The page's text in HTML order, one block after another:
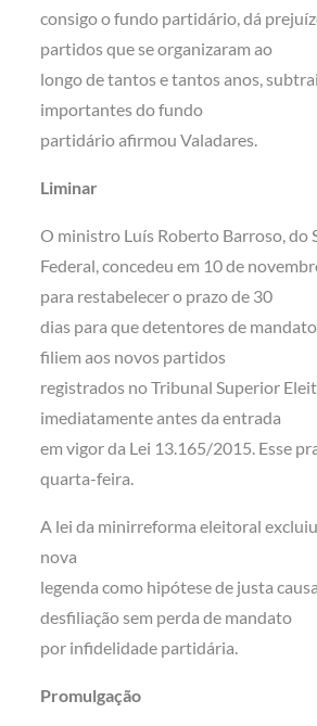
consigo o fundo partidário, dá
partidos que se organizaram ao
longo de tantos e tantos anos,
importantes do fundo
partidário afirmou Valadares.
Liminar
O ministro Luís Roberto Barroso, do
Federal, concedeu em 10 de
para restabelecer o prazo de 30
dias para que detentores de
filiem aos novos partidos
registrados no Tribunal Superior
imediatamente antes da entrada
em vigor da Lei 13.165/2015. Esse
quarta-feira.
A lei da minirreforma eleitoral
nova
legenda como hipótese de justa
desfiliação sem perda de mandato
por infidelidade partidária.
Promulgação